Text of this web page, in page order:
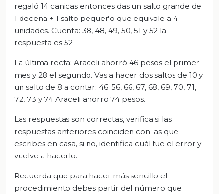
regaló 14 canicas entonces das un salto grande de
1 decena + 1 salto pequeño que equivale a 4
unidades. Cuenta: 38, 48, 49, 50, 51 y 52 la
respuesta es 52
La última recta: Araceli ahorró 46 pesos el primer
mes y 28 el segundo. Vas a hacer dos saltos de 10 y
un salto de 8 a contar: 46, 56, 66, 67, 68, 69, 70, 71,
72, 73 y 74 Araceli ahorró 74 pesos.
Las respuestas son correctas, verifica si las
respuestas anteriores coinciden con las que
escribes en casa, si no, identifica cuál fue el error y
vuelve a hacerlo.
Recuerda que para hacer más sencillo el
procedimiento debes partir del número que